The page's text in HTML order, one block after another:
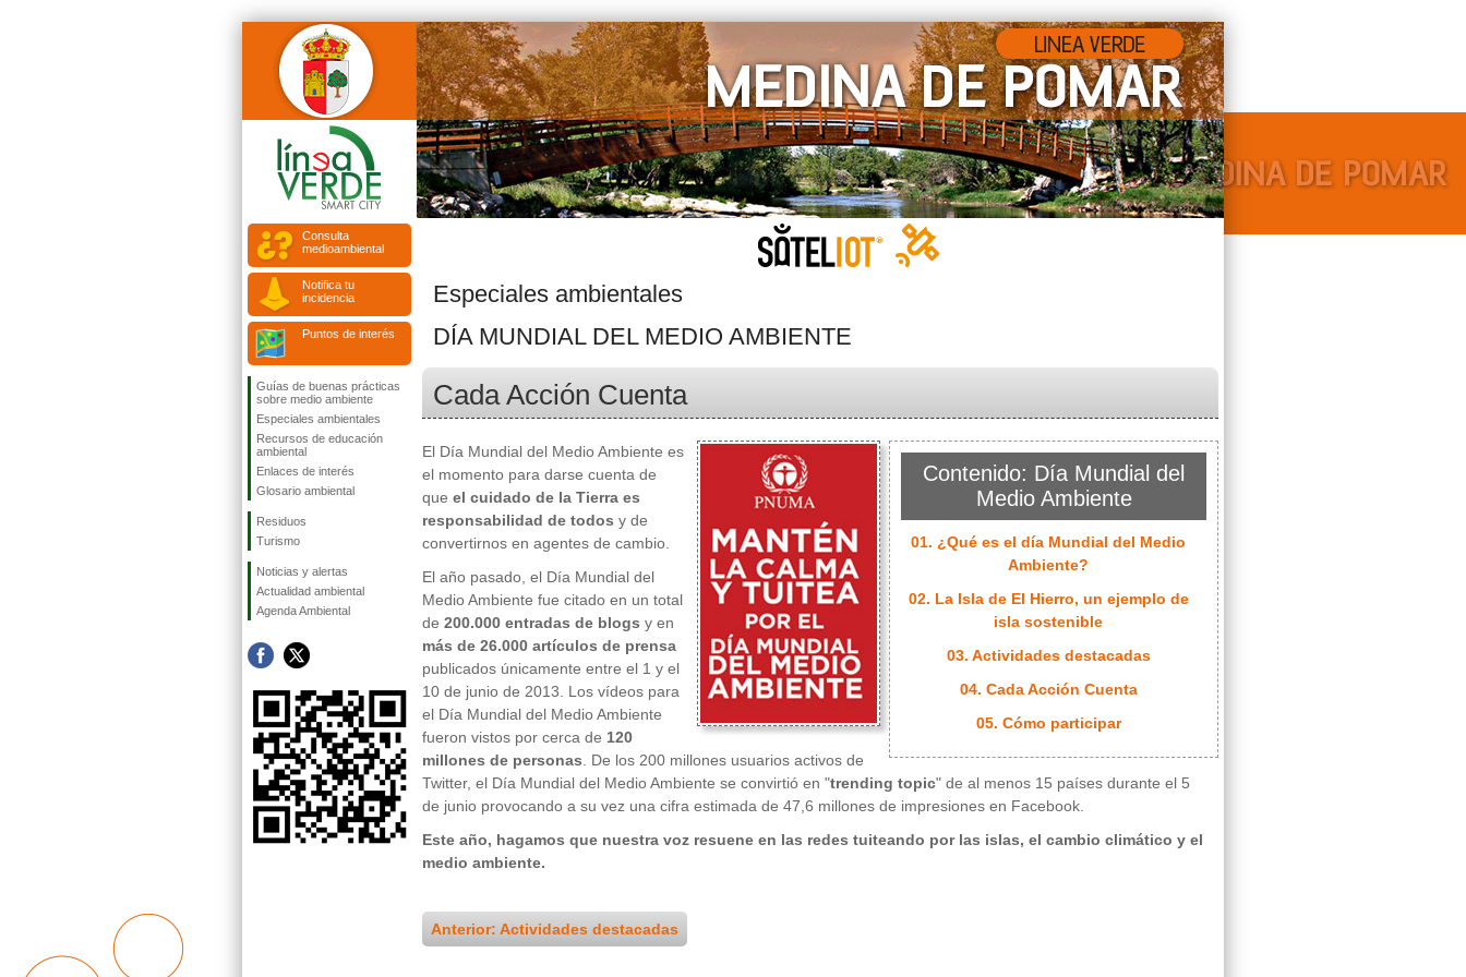
Consulta
medioambiental
Notifica tu
incidencia
Puntos de interés
Guías de buenas prácticas
sobre medio ambiente
Especiales ambientales
Recursos de educación
ambiental
Enlaces de interés
Glosario ambiental
Residuos
Turismo
Noticias y alertas
Actualidad ambiental
Agenda Ambiental
Especiales ambientales
DÍA MUNDIAL DEL MEDIO AMBIENTE
Cada Acción Cuenta
Contenido: Día Mundial del
Medio Ambiente
01. ¿Qué es el día Mundial del Medio
Ambiente?
02. La Isla de El Hierro, un ejemplo de
isla sostenible
03. Actividades destacadas
04. Cada Acción Cuenta
05. Cómo participar
El Día Mundial del Medio Ambiente es
el momento para darse cuenta de
que el cuidado de la Tierra es
responsabilidad de todos y de
convertirnos en agentes de cambio.
El año pasado, el Día Mundial del
Medio Ambiente fue citado en un total
de 200.000 entradas de blogs y en
más de 26.000 artículos de prensa
publicados únicamente entre el 1 y el
10 de junio de 2013. Los vídeos para
el Día Mundial del Medio Ambiente
fueron vistos por cerca de 120
millones de personas . De los 200 millones usuarios activos de
Twitter, el Día Mundial del Medio Ambiente se convirtió en "trending topic" de al menos 15 países durante el 5
de junio provocando a su vez una cifra estimada de 47,6 millones de impresiones en Facebook.
Este año, hagamos que nuestra voz resuene en las redes tuiteando por las islas, el cambio climático y el
medio ambiente.
Anterior: Actividades destacadas